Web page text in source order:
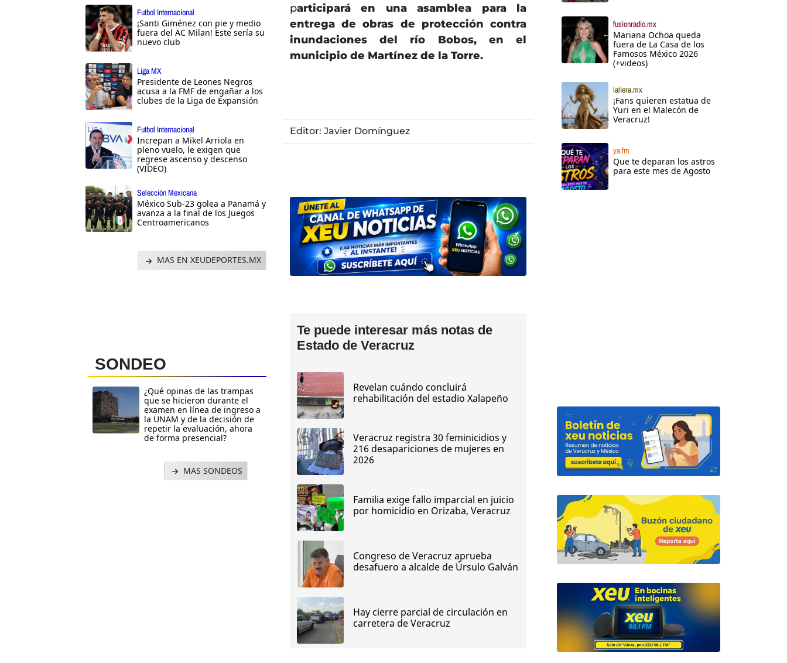
Futbol Internacional
¡Santi Giménez con pie y medio
fuera del AC Milan! Este sería su
nuevo club
Liga MX
Presidente de Leones Negros
acusa a la FMF de engañar a los
clubes de la Liga de Expansión
Futbol Internacional
Increpan a Mikel Arriola en
pleno vuelo, le exigen que
regrese ascenso y descenso
(VIDEO)
Selección Mexicana
México Sub-23 golea a Panamá y
avanza a la final de los Juegos
Centroamericanos
MAS EN XEUDEPORTES.MX
SONDEO
¿Qué opinas de las trampas
que se hicieron durante el
examen en línea de ingreso a
la UNAM y de la decisión de
repetir la evaluación, ahora
de forma presencial?
MAS SONDEOS
participará en una asamblea para la
entrega de obras de protección contra
inundaciones del río Bobos, en el
municipio de Martínez de la Torre.
Editor: Javier Domínguez
Te puede interesar más notas de
Estado de Veracruz
Revelan cuándo concluirá
rehabilitación del estadio Xalapeño
Veracruz registra 30 feminicidios y
216 desapariciones de mujeres en
2026
Familia exige fallo imparcial en juicio
por homicidio en Orizaba, Veracruz
Congreso de Veracruz aprueba
desafuero a alcalde de Úrsulo Galván
Hay cierre parcial de circulación en
carretera de Veracruz
fusionradio.mx
Mariana Ochoa queda
fuera de La Casa de los
Famosos México 2026
(+videos)
lafiera.mx
¡Fans quieren estatua de
Yuri en el Malecón de
Veracruz!
ya.fm
Que te deparan los astros
para este mes de Agosto